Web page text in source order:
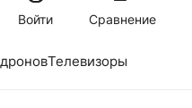
Войти
Сравнение
Телевизоры